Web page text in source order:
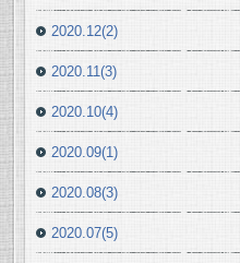
2020.12(2)
2020.11(3)
2020.10(4)
2020.09(1)
2020.08(3)
2020.07(5)